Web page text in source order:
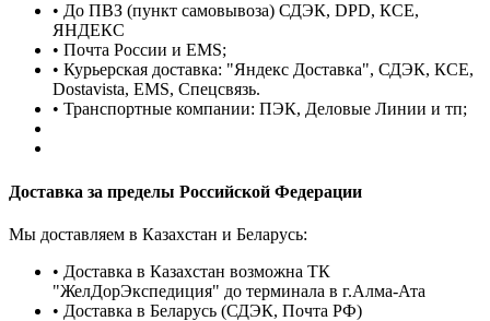
• До ПВЗ (пункт самовывоза) СДЭК, DPD, КСЕ,
ЯНДЕКС
• Почта России и EMS;
• Курьерская доставка: "Яндекс Доставка", СДЭК, КСЕ,
Dostavista, EMS, Спецсвязь.
• Транспортные компании: ПЭК, Деловые Линии и тп;
Доставка за пределы Российской Федерации
Мы доставляем в Казахстан и Беларусь:
• Доставка в Казахстан возможна ТК
"ЖелДорЭкспедиция" до терминала в г.Алма-Ата
• Доставка в Беларусь (СДЭК, Почта РФ)